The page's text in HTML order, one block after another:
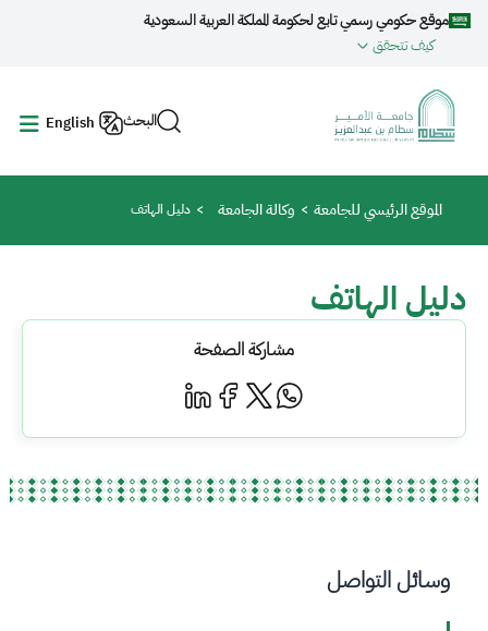
تجاوز إلى المحتوى الرئيسي
موقع حكومي رسمي تابع لحكومة المملكة العربية السعودية
كيف تتحقق
البحث English
مسار التنقل
الموقع الرئيسي للجامعة وكالة الجامعة دليل الهاتف
دليل الهاتف
مشاركة الصفحة
وسائل التواصل